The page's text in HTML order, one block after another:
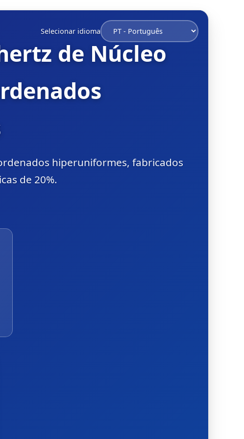
Selecionar idioma
de Núcleo
hiperuniformes, fabricados
de 20%.